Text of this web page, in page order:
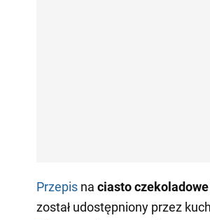
Przepisna ciasto
został udostępniony przez